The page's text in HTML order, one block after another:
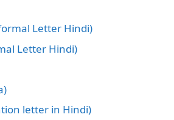
Letter Hindi)
Letter Hindi)
letter in Hindi)